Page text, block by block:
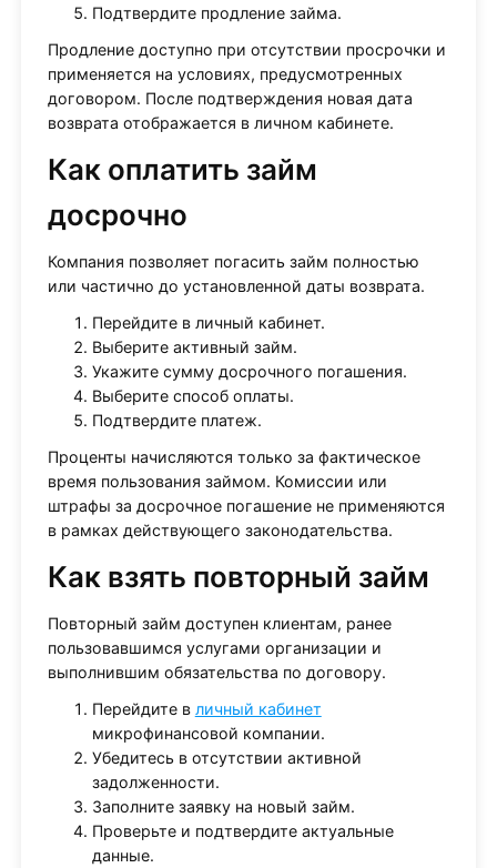
Подтвердите продление займа.
Продление доступно при отсутствии просрочки и
применяется на условиях, предусмотренных
договором. После подтверждения новая дата
возврата отображается в личном кабинете.
Как оплатить займ
досрочно
Компания позволяет погасить займ полностью
или частично до установленной даты возврата.
Перейдите в личный кабинет.
Выберите активный займ.
Укажите сумму досрочного погашения.
Выберите способ оплаты.
Подтвердите платеж.
Проценты начисляются только за фактическое
время пользования займом. Комиссии или
штрафы за досрочное погашение не применяются
в рамках действующего законодательства.
Как взять повторный займ
Повторный займ доступен клиентам, ранее
пользовавшимся услугами организации и
выполнившим обязательства по договору.
Перейдите в личный кабинет
микрофинансовой компании.
Убедитесь в отсутствии активной
задолженности.
Заполните заявку на новый займ.
Проверьте и подтвердите актуальные
данные.